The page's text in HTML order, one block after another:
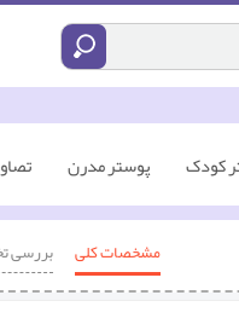
کودک پوستر مدرن
مشخصات کلی بررسی